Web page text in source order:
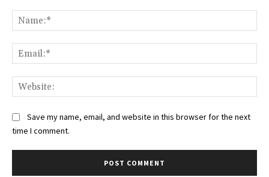
Save my name, email, and website in this browser for the next
time I comment.